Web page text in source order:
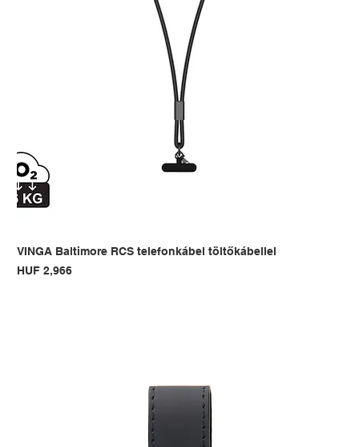
VINGA Baltimore RCS telefonkábel töltőkábellel
Price
HUF 2,966